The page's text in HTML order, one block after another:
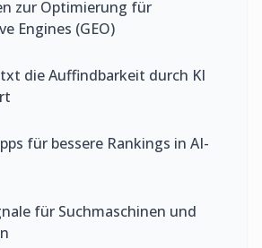
zur Optimierung für
Engines (GEO)
die Auffindbarkeit durch KI
für bessere Rankings in AI-
für Suchmaschinen und